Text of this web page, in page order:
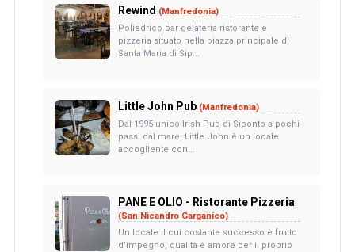
Rewind (Manfredonia)
Poliedrico bar gelateria ristorante e
pizzeria situato nella piazza principale di
Santa Maria di Sip...
Little John Pub (Manfredonia)
Dal 1995 unico Irish Pub di Siponto a pochi
passi dal mare, Little John è un locale
accogliente con...
PANE E OLIO - Ristorante Pizzeria
(San Nicandro Garganico)
Un locale il cui costante successo è frutto
d’impegno, qualità e amore per il proprio